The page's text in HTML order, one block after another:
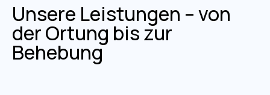
Unsere Leistungen – von
der Ortung bis zur
Behebung